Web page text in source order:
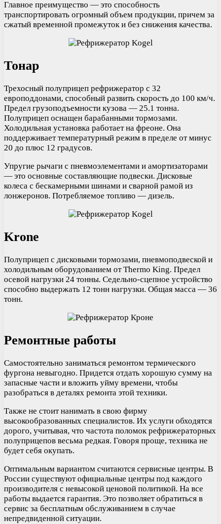
Главное преимущество — это способность
транспортировать огромный объем продукции, причем за
сжатый временной промежуток и без снижения качества.
Тонар
Трехосный полуприцеп рефрижератор с 32
европоддонами, способный развить скорость до 100 км/ч.
Предел грузоподъемности кузова — 25.1 тонна.
Полуприцеп оснащен барабанными тормозами.
Холодильная установка работает на фреоне. Она
поддерживает температурный режим в пределе от минус
20 до плюс 12 градусов.
Упругие рычаги с пневмоэлементами и амортизаторами
— это основные составляющие подвески. Дисковые
колеса с бескамерными шинами и сварной рамой из
лонжеронов. Потребляемое топливо — дизель.
Krone
Полуприцеп с дисковыми тормозами, пневмоподвеской и
холодильным оборудованием от Thermo King. Предел
осевой нагрузки 24 тонны. Седельно-сцепное устройство
способно выдержать 12 тонн нагрузки. Общая масса — 36
тонн.
Ремонтные работы
Самостоятельно заниматься ремонтом термического
фургона невыгодно. Придется отдать хорошую сумму на
запасные части и вложить уйму времени, чтобы
разобраться в деталях ремонта этой техники.
Также не стоит нанимать в свою фирму
высокообразованных специалистов. Их услуги обходятся
дорого, учитывая, что частота поломок рефрижераторных
полуприцепов весьма редкая. Говоря проще, техника не
будет себя окупать.
Оптимальным вариантом считаются сервисные центры. В
России существуют официальные центры под каждого
производителя с невысокой ценовой политикой. На все
работы выдается гарантия. Это позволяет обратиться в
сервис за бесплатным обслуживанием в случае
непредвиденной ситуации.